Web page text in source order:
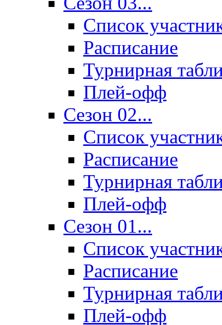
Список
Расписание
Турнирная
Плей-офф
Сезон 02...
Список
Расписание
Турнирная
Плей-офф
Сезон 01...
Список
Расписание
Турнирная
Плей-офф